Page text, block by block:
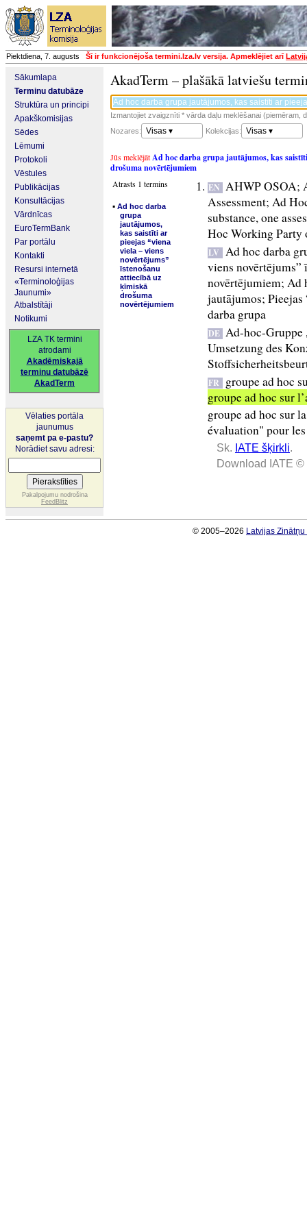
Piektdiena, 7. augusts Šī ir funkcionējoša termini.lza.lv versija. Apmeklējiet arī
Sākumlapa
Terminu datubāze
Struktūra un principi
Apakškomisijas
Sēdes
Lēmumi
Protokoli
Vēstules
Publikācijas
Konsultācijas
Vārdnīcas
EuroTermBank
Par portālu
Kontakti
Resursi internetā
«Terminoloģijas
Jaunumi»
Atbalstītāji
Notikumi
LZA TK termini
atrodami
Akadēmiskajā
terminu datubāzē
AkadTerm
Vēlaties portāla
jaunumus
saņemt pa e-pastu?
Norādiet savu adresi:
Pakalpojumu nodrošina
FeedBlitz
AkadTerm – plašākā latviešu
Izmantojiet zvaigznīti * vārda daļu meklēšanai (piemēram,
Nozares:
Visas ▾ Kolekcijas: Visas ▾
Jūs meklējātAd hoc darba grupa jautājumos, kas
drošuma novērtējumiem
Atrasts 1 termins
▪ Ad hoc darba
grupa
jautājumos,
kas saistīti ar
pieejas “viena
viela – viens
novērtējums”
īstenošanu
attiecībā uz
ķīmiskā
drošuma
novērtējumiem
EN AHWP OSOA;
Assessment; Ad
substance, one
Hoc Working Party
LV Ad hoc darba
viens
novērtējumiem; Ad
jautājumos;
darba grupa
DE Ad-hoc-Gruppe
Umsetzung des
FR
groupe ad hoc
groupe ad hoc sur
groupe ad hoc sur
évaluation" pour
Sk. IATE šķirkli.
Download IATE
© 2005–2026 Latvijas